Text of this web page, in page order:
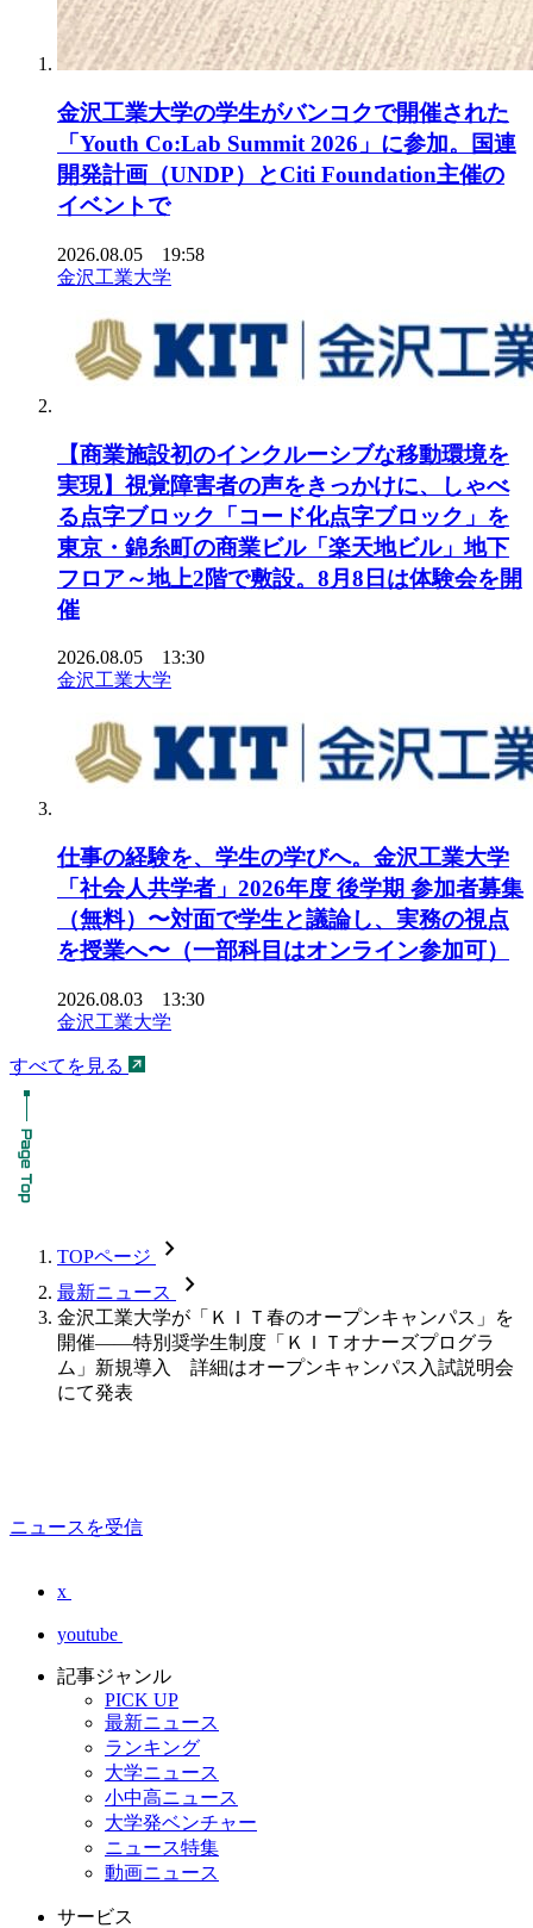
金沢工業大学の学生がバンコクで開催された
「Youth Co:Lab Summit 2026」に参加。国連
開発計画（UNDP）とCiti Foundation主催の
イベントで
2026.08.05 19:58
金沢工業大学
【商業施設初のインクルーシブな移動環境を
実現】視覚障害者の声をきっかけに、しゃべ
る点字ブロック「コード化点字ブロック」を
東京・錦糸町の商業ビル「楽天地ビル」地下
フロア～地上2階で敷設。8月8日は体験会を開
催
2026.08.05 13:30
金沢工業大学
仕事の経験を、学生の学びへ。金沢工業大学
「社会人共学者」2026年度 後学期 参加者募集
（無料）〜対面で学生と議論し、実務の視点
を授業へ〜（一部科目はオンライン参加可）
2026.08.03 13:30
金沢工業大学
すべてを見る
TOPページ chevron_forward
最新ニュース chevron_forward
金沢工業大学が「ＫＩＴ春のオープンキャンパス」を
開催――特別奨学生制度「ＫＩＴオナーズプログラ
ム」新規導入 詳細はオープンキャンパス入試説明会
にて発表
ニュースを受信
x
youtube
記事ジャンル
PICK UP
最新ニュース
ランキング
大学ニュース
小中高ニュース
大学発ベンチャー
ニュース特集
動画ニュース
サービス